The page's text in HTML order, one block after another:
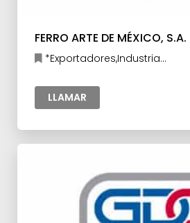
FERRO ARTE DE MÉXICO,
*Exportadores,Industria
LLAMAR